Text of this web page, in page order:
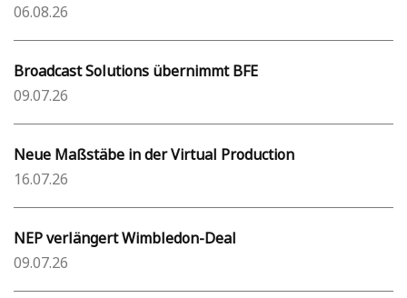
06.08.26
Broadcast Solutions übernimmt BFE
09.07.26
Neue Maßstäbe in der Virtual Production
16.07.26
NEP verlängert Wimbledon-Deal
09.07.26